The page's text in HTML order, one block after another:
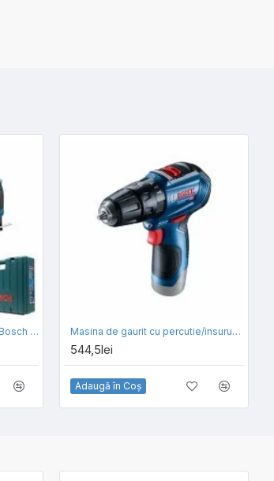
Masina de gaurit cu percutie Bosch GSB 162-2 RE Masina de gaurit cu percutie/insurubat cu acumulatori Bosch GSB 12V-30 - SOLO
544,5lei
Adaugă în Coş